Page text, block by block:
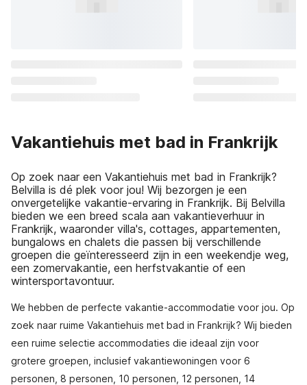
Vakantiehuis met bad in Frankrijk
Op zoek naar een Vakantiehuis met bad in Frankrijk?
Belvilla is dé plek voor jou! Wij bezorgen je een
onvergetelijke vakantie-ervaring in Frankrijk. Bij Belvilla
bieden we een breed scala aan vakantieverhuur in
Frankrijk, waaronder villa's, cottages, appartementen,
bungalows en chalets die passen bij verschillende
groepen die geïnteresseerd zijn in een weekendje weg,
een zomervakantie, een herfstvakantie of een
wintersportavontuur.
We hebben de perfecte vakantie-accommodatie voor jou. Op
zoek naar ruime Vakantiehuis met bad in Frankrijk? Wij bieden
een ruime selectie accommodaties die ideaal zijn voor
grotere groepen, inclusief vakantiewoningen voor 6
personen, 8 personen, 10 personen, 12 personen, 14